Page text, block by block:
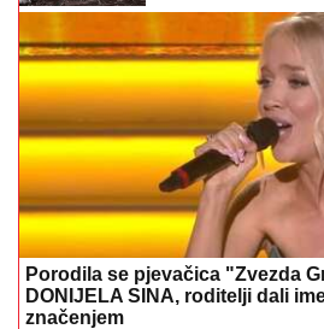
Porodila se pjevačica "Zvezda
DONIJELA SINA, roditelji dali
značenjem